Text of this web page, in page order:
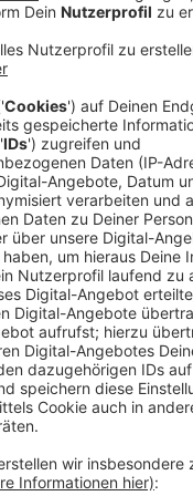
Wupsi die Linien 251
vorherige Betreiber
dass die Wupsi die
soll. Das würde
schaffen. Derzeit
Vorbehalt nur zwei
Hürden für den
allerdings schon
steht im Juni an. Da
Plan.